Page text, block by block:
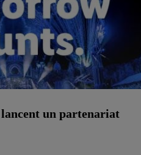
un partenariat